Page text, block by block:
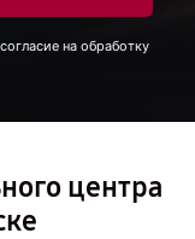
на обработку
центра